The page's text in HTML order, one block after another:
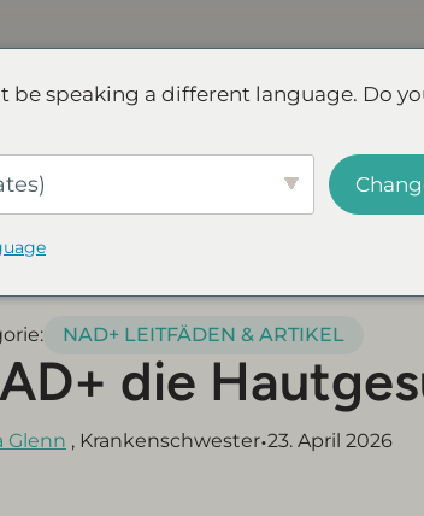
- Try for less or stock up and save. SHOP
NAD+ LEITFÄDEN & ARTIKEL
die
Glenn , Krankenschwester•23. April 2026
be speaking a different language. Do